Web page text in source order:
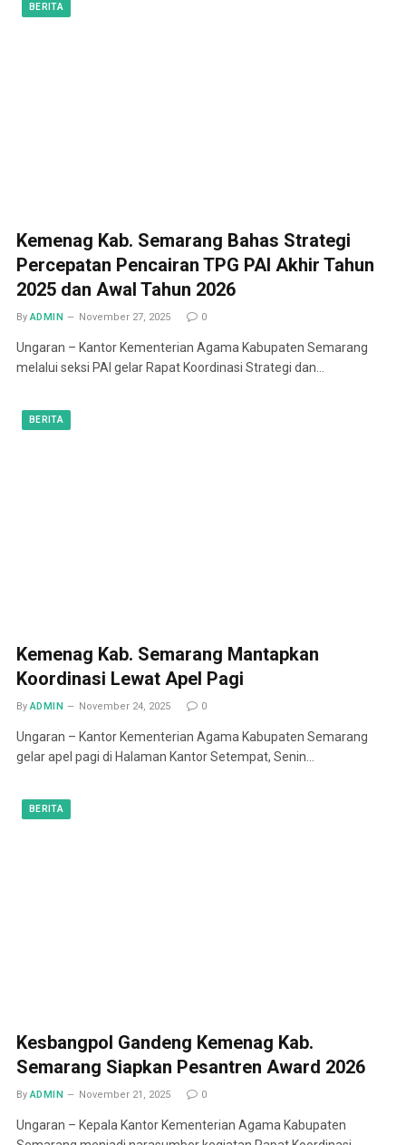
BERITA
Kemenag Kab. Semarang Bahas Strategi
Percepatan Pencairan TPG PAI Akhir Tahun
2025 dan Awal Tahun 2026
By ADMIN November 27, 2025 0
Ungaran – Kantor Kementerian Agama Kabupaten Semarang
melalui seksi PAI gelar Rapat Koordinasi Strategi dan…
BERITA
Kemenag Kab. Semarang Mantapkan
Koordinasi Lewat Apel Pagi
By ADMIN November 24, 2025 0
Ungaran – Kantor Kementerian Agama Kabupaten Semarang
gelar apel pagi di Halaman Kantor Setempat, Senin…
BERITA
Kesbangpol Gandeng Kemenag Kab.
Semarang Siapkan Pesantren Award 2026
By ADMIN November 21, 2025 0
Ungaran – Kepala Kantor Kementerian Agama Kabupaten